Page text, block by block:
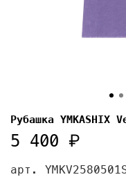
арт.
Рубашка
5 400 ₽